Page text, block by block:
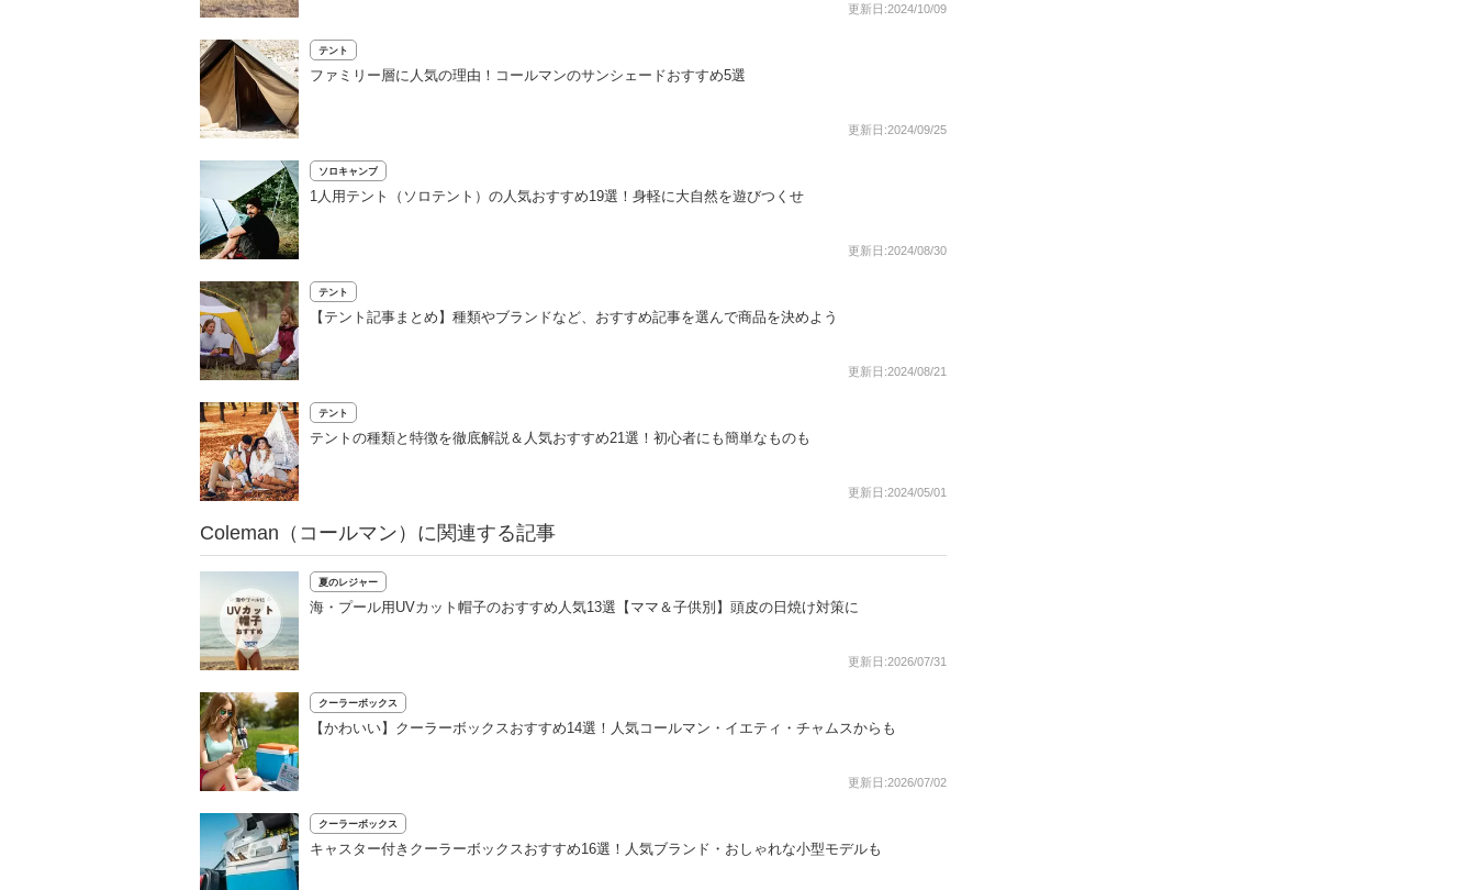
更新日:2024/10/09
テント
ファミリー層に人気の理由！コールマンのサンシェードおすすめ5選
更新日:2024/09/25
ソロキャンプ
1人用テント（ソロテント）の人気おすすめ19選！身軽に大自然を遊びつくせ
更新日:2024/08/30
テント
【テント記事まとめ】種類やブランドなど、おすすめ記事を選んで商品を決めよう
更新日:2024/08/21
テント
テントの種類と特徴を徹底解説＆人気おすすめ21選！初心者にも簡単なものも
更新日:2024/05/01
Coleman（コールマン）に関連する記事
夏のレジャー
海・プール用UVカット帽子のおすすめ人気13選【ママ＆子供別】頭皮の日焼け対策に
更新日:2026/07/31
クーラーボックス
【かわいい】クーラーボックスおすすめ14選！人気コールマン・イエティ・チャムスからも
更新日:2026/07/02
クーラーボックス
キャスター付きクーラーボックスおすすめ16選！人気ブランド・おしゃれな小型モデルも